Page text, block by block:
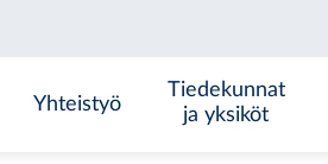
Yhteistyö
Tiedekunnat
ja yksiköt